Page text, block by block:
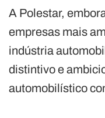
A Polestar,
empresas mais
indústria
distintivo e
automobilístico